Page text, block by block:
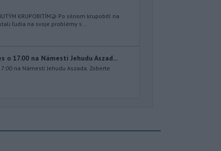
KRUPOBITÍM🤝 Po silnom krupobití na
ľudia na svoje problémy s...
o 17.00 na Námestí Jehudu Aszad...
na Námestí Jehudu Aszada. Zoberte